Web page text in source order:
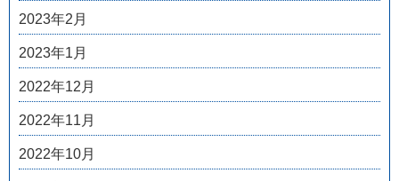
2023年2月
2023年1月
2022年12月
2022年11月
2022年10月